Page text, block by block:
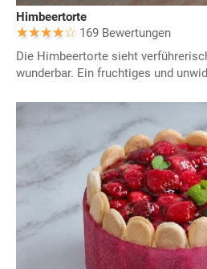
Himbeertorte
169 Bewertungen
Die Himbeertorte sieht
wunderbar. Ein fruchtiges und